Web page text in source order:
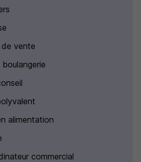
de vente
alimentation
commercial